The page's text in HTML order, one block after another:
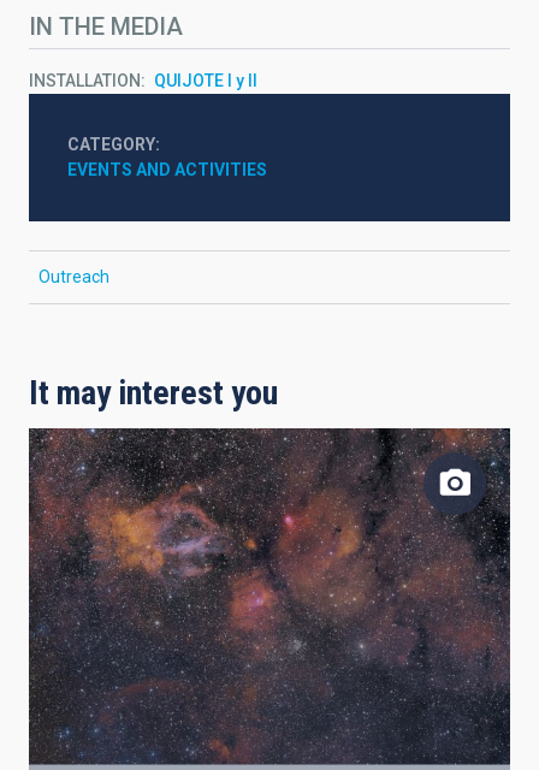
IN THE MEDIA
INSTALLATION QUIJOTE I y II
CATEGORY
EVENTS AND ACTIVITIES
Outreach
It may interest you